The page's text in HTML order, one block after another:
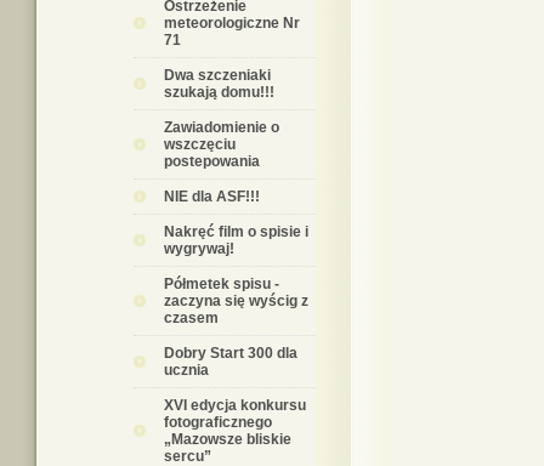
Ostrzeżenie
meteorologiczne Nr
71
Dwa szczeniaki
szukają domu!!!
Zawiadomienie o
wszczęciu
postepowania
NIE dla ASF!!!
Nakręć film o spisie i
wygrywaj!
Półmetek spisu -
zaczyna się wyścig z
czasem
Dobry Start 300 dla
ucznia
XVI edycja konkursu
fotograficznego
„Mazowsze bliskie
sercu”